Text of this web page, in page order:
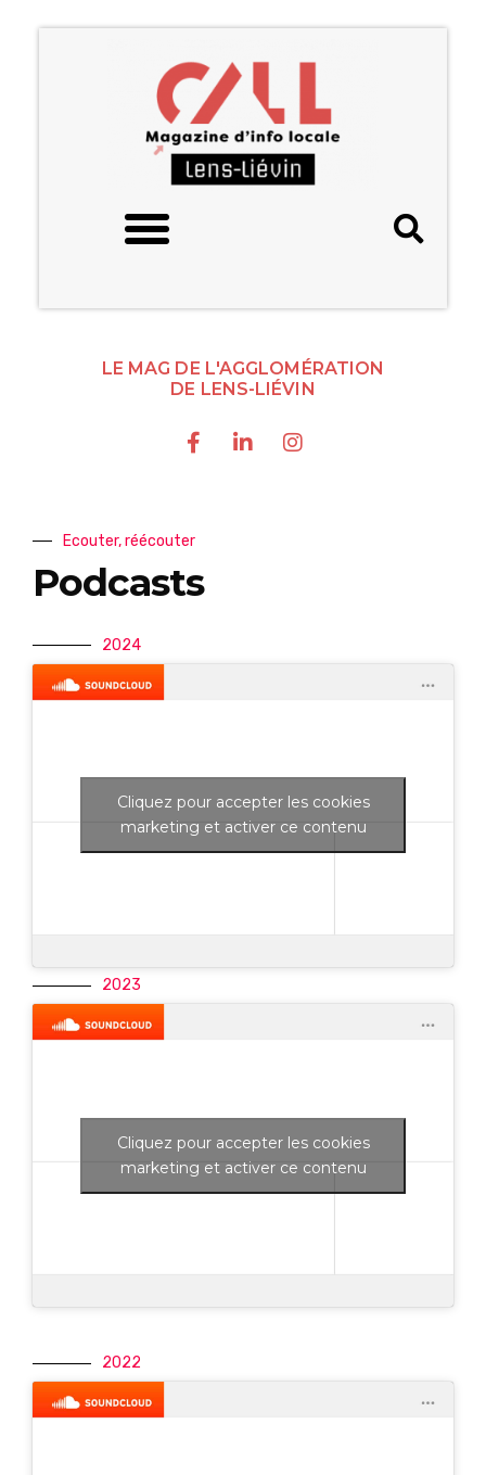
LE MAG DE L'AGGLOMÉRATION
DE LENS-LIÉVIN
Ecouter, réécouter
Podcasts
2024
Cliquez pour accepter les cookies
marketing et activer ce contenu
2023
Cliquez pour accepter les cookies
marketing et activer ce contenu
2022